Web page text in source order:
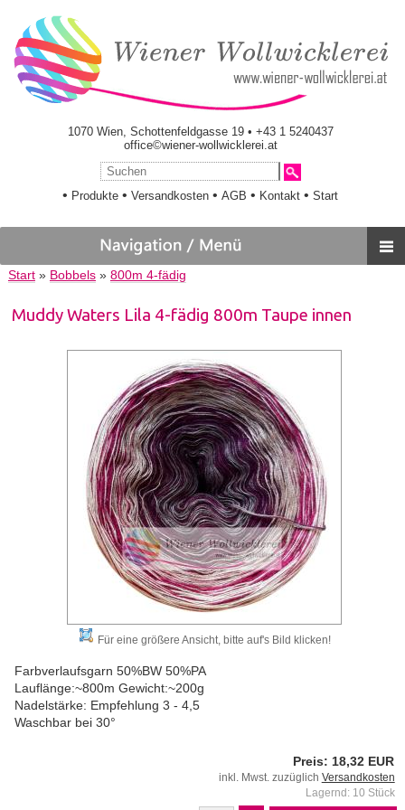
1070 Wien, Schottenfeldgasse 19 • +43 1 5240437
office©wiener-wollwicklerei.at
• Produkte •Versandkosten •AGB • Kontakt •Start
Start» Bobbels» 800m 4-fädig
Muddy Waters Lila 4-fädig 800m Taupe innen
Für eine größere Ansicht, bitte auf's Bild klicken!
Farbverlaufsgarn 50%BW 50%PA
Lauflänge:~800m Gewicht:~200g
Nadelstärke: Empfehlung 3 - 4,5
Waschbar bei 30°
Preis: 18,32 EUR
inkl. Mwst. zuzüglich Versandkosten
Lagernd: 10 Stück